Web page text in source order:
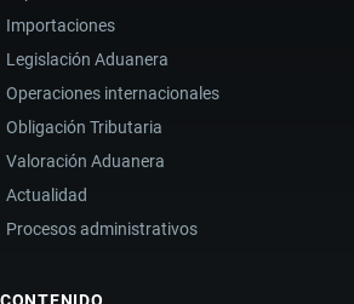
Importaciones
Legislación Aduanera
Operaciones internacionales
Obligación Tributaria
Valoración Aduanera
Actualidad
Procesos administrativos
CONTENIDO